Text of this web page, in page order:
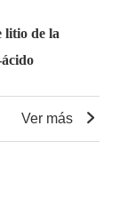
litio de la
Ver más 